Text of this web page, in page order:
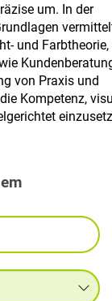
um. In der
und Farbtheorie,
von Praxis und
Kompetenz,